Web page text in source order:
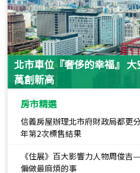
北市車位『奢侈的幸福』
萬創新高
房市精選
信義房屋辦理北市府財政局都更
年第2次標售結果
《住展》百大影響力人物周俊
偏做最麻煩的事